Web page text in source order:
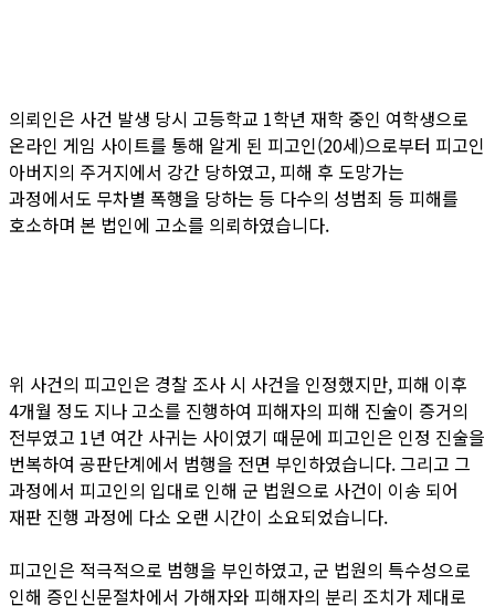
의뢰인은 사건 발생 당시 고등학교 1학년 재학 중인 여학생으로
온라인 게임 사이트를 통해 알게 된 피고인(20세)으로부터 피고인
아버지의 주거지에서 강간 당하였고, 피해 후 도망가는
과정에서도 무차별 폭행을 당하는 등 다수의 성범죄 등 피해를
호소하며 본 법인에 고소를 의뢰하였습니다.
위 사건의 피고인은 경찰 조사 시 사건을 인정했지만, 피해 이후
4개월 정도 지나 고소를 진행하여 피해자의 피해 진술이 증거의
전부였고 1년 여간 사귀는 사이였기 때문에 피고인은 인정 진술을
번복하여 공판단계에서 범행을 전면 부인하였습니다. 그리고 그
과정에서 피고인의 입대로 인해 군 법원으로 사건이 이송 되어
재판 진행 과정에 다소 오랜 시간이 소요되었습니다.
피고인은 적극적으로 범행을 부인하였고, 군 법원의 특수성으로
인해 증인신문절차에서 가해자와 피해자의 분리 조치가 제대로